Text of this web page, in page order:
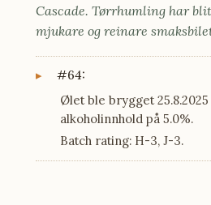
Cascade. Tørrhumling har
mjukare og reinare
#64:
Ølet ble brygget
alkoholinnhold på 5.0%.
Batch rating: H-3, J-3.